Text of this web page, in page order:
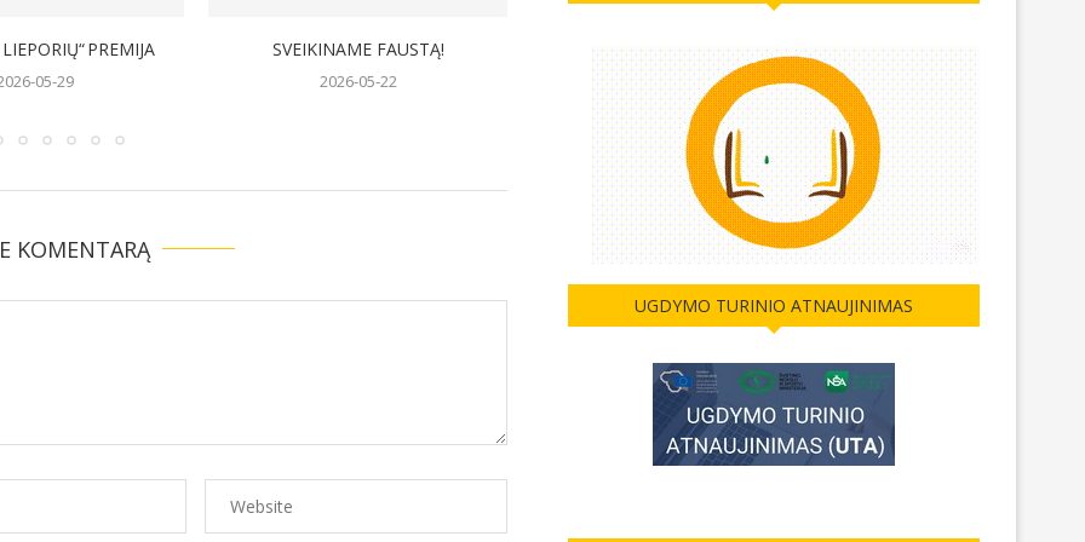
FAUSTĄ!
05-22
SVEIKINAME LIETUVOS GIMNAZIJŲ
REGBIO 7X7 TURNYRO
MENINIO SKAITYMO KONKURSO
ANGLŲ KALBA „THE HUMAN
STORY“...
2026-05-08
FAUSTAS PIVORIŪNAS –
GERIAUSIŲ LIETUVOS
2026-04-22
KOMENTARĄ
UGDYMO TURINIO ATNAUJINIMAS